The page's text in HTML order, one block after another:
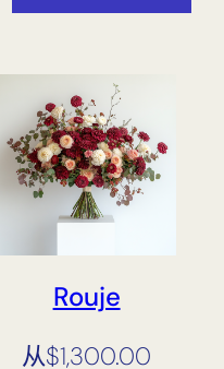
Rouje
从$1,300.00